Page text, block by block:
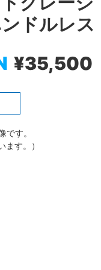
ドルレス
¥35,500
です。
ます。）